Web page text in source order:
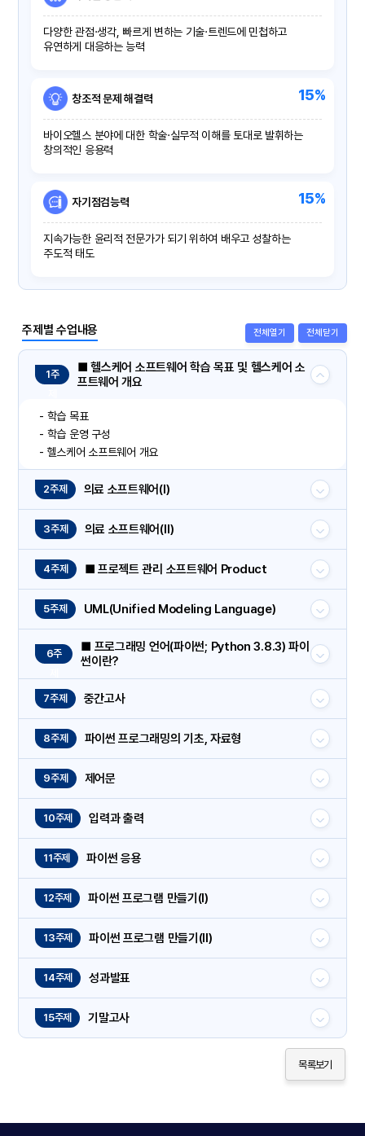
다양한 관점·생각, 빠르게 변하는 기술·트렌드에 민첩하고
유연하게 대응하는 능력
창조적 문제 해결력
바이오헬스 분야에 대한 학술·실무적 이해를 토대로 발휘하는
창의적인 응용력
15%
자기점검능력
지속가능한 윤리적 전문가가 되기 위하여 배우고 성찰하는
주도적 태도
15%
주제별 수업내용 전체열기 전체닫기
1주
■ 헬스케어 소프트웨어 학습 목표 및 헬스케어 소
프트웨어 개요
- 학습 목표
- 학습 운영 구성
- 헬스케어 소프트웨어 개요
2주제 의료 소프트웨어(Ⅰ)
3주제 의료 소프트웨어(Ⅱ)
4주제 ■ 프로젝트 관리 소프트웨어 Product
5주제 UML(Unified Modeling Language)
6주
■ 프로그래밍 언어(파이썬; Python 3.8.3) 파이
썬이란?
7주제 중간고사
8주제 파이썬 프로그래밍의 기초, 자료형
9주제 제어문
10주제 입력과 출력
11주제 파이썬 응용
12주제 파이썬 프로그램 만들기(Ⅰ)
13주제 파이썬 프로그램 만들기(Ⅱ)
14주제 성과발표
15주제 기말고사
목록보기